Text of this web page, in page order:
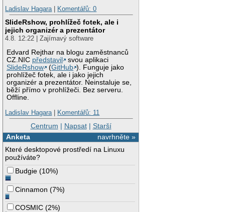
Ladislav Hagara| Komentářů: 0
SlideRshow, prohlížeč fotek, ale i
jejich organizér a prezentátor
4.8. 12:22 | Zajímavý software
Edvard Rejthar na blogu zaměstnanců
CZ.NIC představil
svou aplikaci
SlideRshow
(GitHub ). Funguje jako
prohlížeč fotek, ale i jako jejich
organizér a prezentátor. Neinstaluje se,
běží přímo v prohlížeči. Bez serveru.
Offline.
Ladislav Hagara| Komentářů: 11
Centrum | Napsat| Starší
navrhněte »
Anketa
Které desktopové prostředí na Linuxu
používáte?
Budgie (10%)
Cinnamon (7%)
COSMIC (2%)